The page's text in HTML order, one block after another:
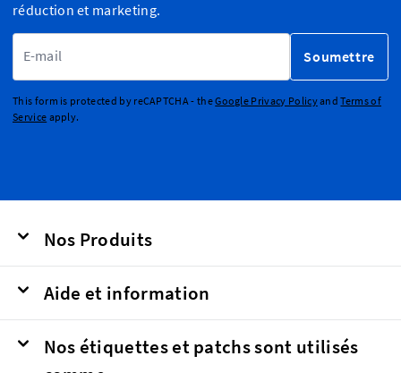
réduction et marketing.
Soumettre
This form is protected by reCAPTCHA - theGoogle Privacy PolicyandTerms of
Service apply.
Nos Produits
Aide et information
Nos étiquettes et patchs sont utilisés